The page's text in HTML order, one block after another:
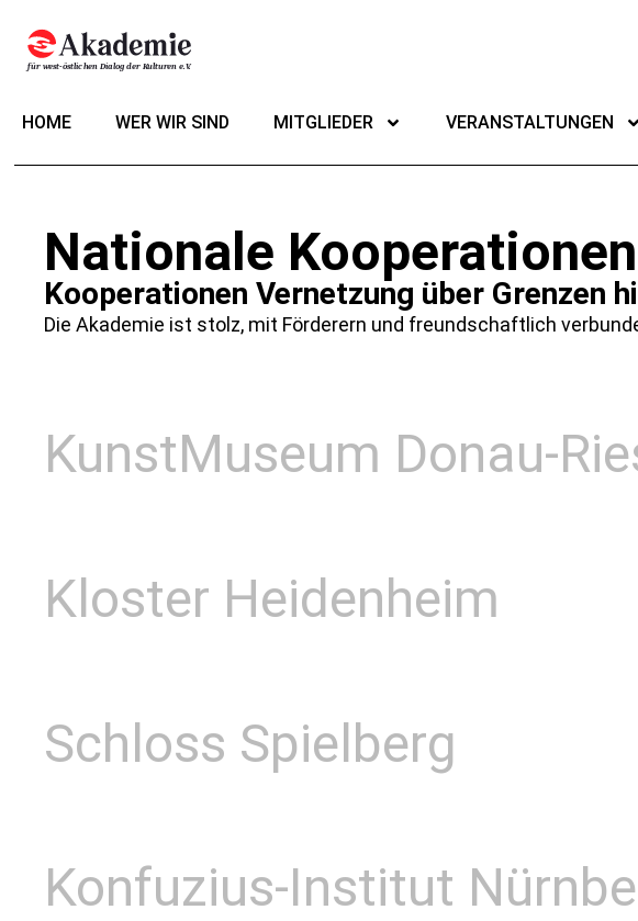
HOME WER WIR SIND MITGLIEDER VERANSTALTUNGEN
Nationale Kooperationen
Kooperationen Vernetzung über Grenzen
Die Akademie ist stolz, mit Förderern und freundschaftlich
KunstMuseum Donau-
Kloster Heidenheim
Schloss Spielberg
Konfuzius-Institut